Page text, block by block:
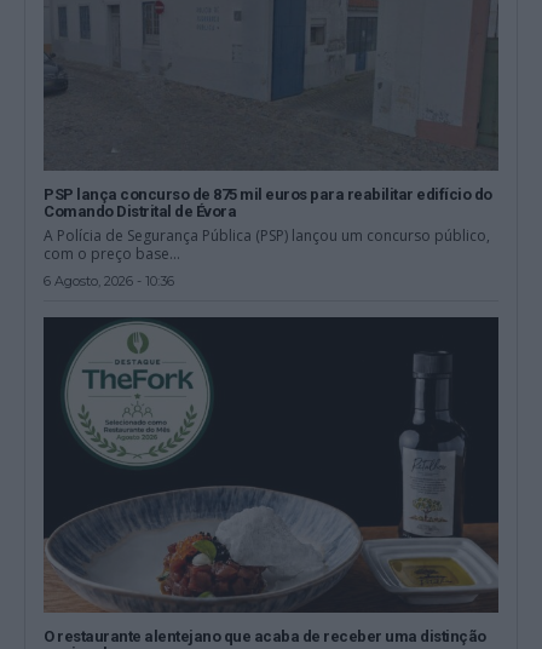
PSP lança concurso de 875 mil euros para reabilitar edifício do
Comando Distrital de Évora
A Polícia de Segurança Pública (PSP) lançou um concurso público,
com o preço base...
6 Agosto, 2026 - 10:36
O restaurante alentejano que acaba de receber uma distinção